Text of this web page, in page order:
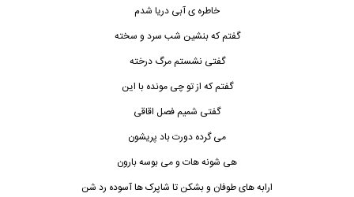
خاطره ی آبی دریا شدم
گفتم که بنشین شب سرد و سخته
گفتی نشستم مرگ درخته
گفتم که از تو چی مونده با این
گفتی شمیم فصل اقاقی
می گرده دورت باد پریشون
هی شونه هات و می بوسه بارون
ارابه های طوفان و بشکن تا شاپرک ها آسوده رد شن